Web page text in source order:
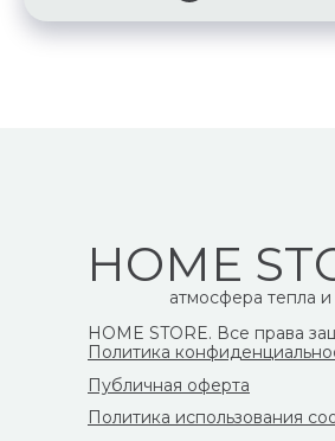
HOME
Политика использования
Публичная оферта
HOME STORE. Все права
Политика
атмосфера тепла